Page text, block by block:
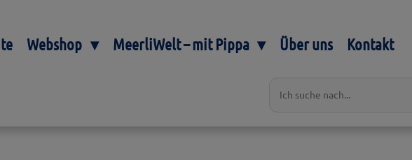
Webshop MeerliWelt – mit Pippa Über uns Kontakt